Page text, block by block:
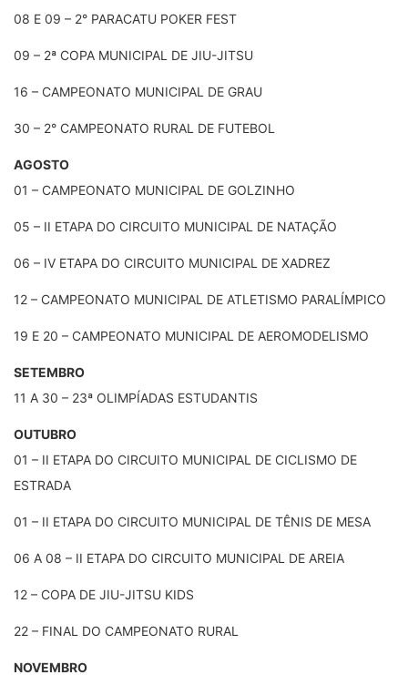
08 E 09 – 2° PARACATU POKER FEST
09 – 2ª COPA MUNICIPAL DE JIU-JITSU
16 – CAMPEONATO MUNICIPAL DE GRAU
30 – 2° CAMPEONATO RURAL DE FUTEBOL
AGOSTO
01 – CAMPEONATO MUNICIPAL DE GOLZINHO
05 – II ETAPA DO CIRCUITO MUNICIPAL DE NATAÇÃO
06 – IV ETAPA DO CIRCUITO MUNICIPAL DE XADREZ
12 – CAMPEONATO MUNICIPAL DE ATLETISMO PARALÍMPICO
19 E 20 – CAMPEONATO MUNICIPAL DE AEROMODELISMO
SETEMBRO
11 A 30 – 23ª OLIMPÍADAS ESTUDANTIS
OUTUBRO
01 – II ETAPA DO CIRCUITO MUNICIPAL DE CICLISMO DE
ESTRADA
01 – II ETAPA DO CIRCUITO MUNICIPAL DE TÊNIS DE MESA
06 A 08 – II ETAPA DO CIRCUITO MUNICIPAL DE AREIA
12 – COPA DE JIU-JITSU KIDS
22 – FINAL DO CAMPEONATO RURAL
NOVEMBRO